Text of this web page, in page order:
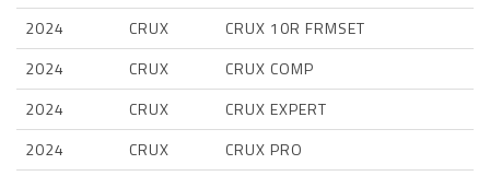
2024
CRUX
CRUX 10R FRMSET
2024
CRUX
CRUX COMP
2024
CRUX
CRUX EXPERT
2024
CRUX
CRUX PRO